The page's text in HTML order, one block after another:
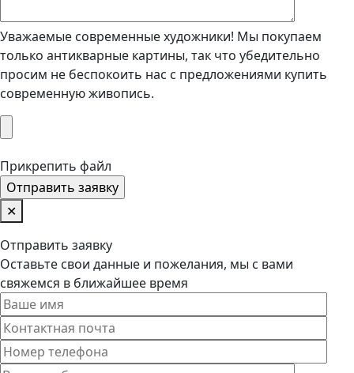
Уважаемые современные художники! Мы покупаем
только антикварные картины, так что убедительно
просим не беспокоить нас с предложениями купить
современную живопись.
Прикрепить файл
✕
Отправить заявку
Оставьте свои данные и пожелания, мы с вами
свяжемся в ближайшее время